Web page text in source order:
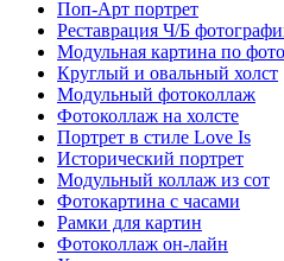
Поп-Арт портрет
Реставрация Ч/Б
Модульная картина по фото
Круглый и овальный холст
Модульный фотоколлаж
Фотоколлаж на холсте
Портрет в стиле Love Is
Исторический портрет
Модульный коллаж из сот
Фотокартина с часами
Рамки для картин
Фотоколлаж он-лайн